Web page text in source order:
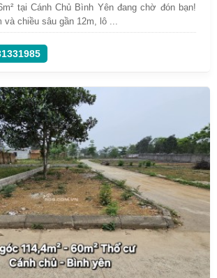
tại Cánh Chủ Bình Yên đang chờ đón bạn!
và chiều sâu gần 12m, lô ...